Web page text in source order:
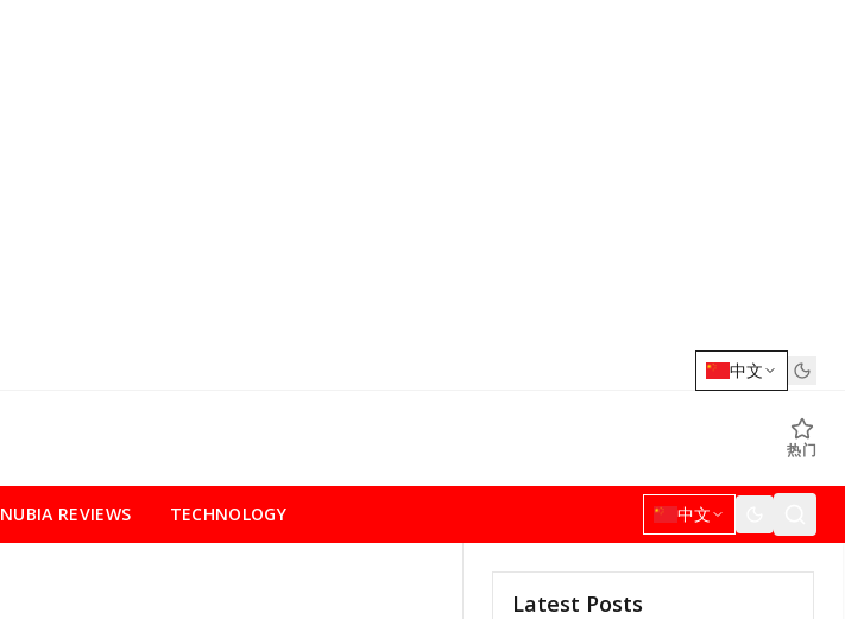
中文
热门
NUBIA REVIEWS TECHNOLOGY 中文
Latest Posts